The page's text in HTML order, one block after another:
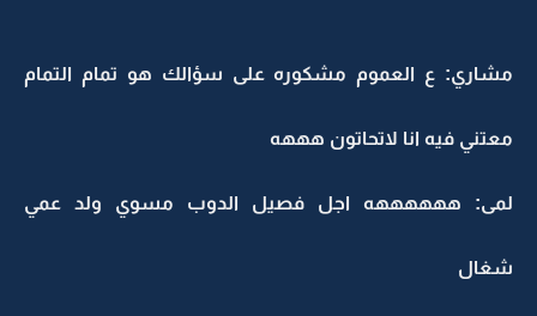
مشاري: ع العموم مشكوره على سؤالك هو تمام التمام
معتني فيه انا لاتحاتون هههه
لمى: ههههههه اجل فصيل الدوب مسوي ولد عمي
شغال